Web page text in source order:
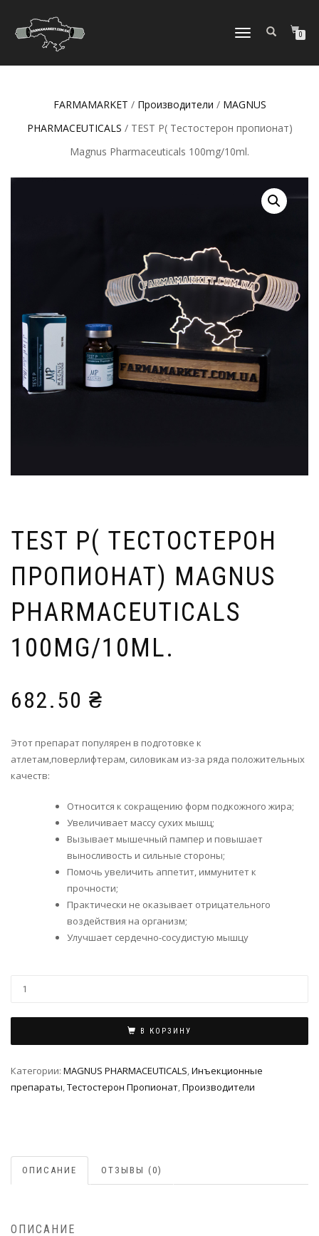
ПЕРЕКЛЮЧИТЬ
0
FARMAMARKET / Производители / MAGNUS
PHARMACEUTICALS / TEST P( Тестостерон пропионат)
Magnus Pharmaceuticals 100mg/10ml.
TEST P( ТЕСТОСТЕРОН
ПРОПИОНАТ) MAGNUS
PHARMACEUTICALS
100MG/10ML.
682.50 ₴
Этот препарат популярен в подготовке к
атлетам,поверлифтерам, силовикам из-за ряда положительных
качеств:
Относится к сокращению форм подкожного жира;
Увеличивает массу сухих мышц;
Вызывает мышечный пампер и повышает
выносливость и сильные стороны;
Помочь увеличить аппетит, иммунитет к
прочности;
Практически не оказывает отрицательного
воздействия на организм;
Улучшает сердечно-сосудистую мышцу
В КОРЗИНУ
Категории: MAGNUS PHARMACEUTICALS,Инъeкциoнныe
препараты,Тестостерон Пропионат,Производители
ОПИСАНИЕ ОТЗЫВЫ (0)
ОПИСАНИЕ